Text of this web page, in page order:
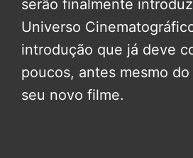
serão finalmente
Universo
introdução que já deve
poucos, antes mesmo
seu novo filme.